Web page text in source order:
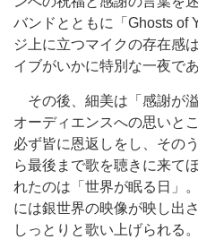
バンドとともに「Ghosts of
ジ上に立つマイクの存在感
イブがいかに特別な一夜で
その後、細美は「感謝が
オーディエンスへの思いと
必ず皆に恩返しをし、その
ら最後まで歌を聴きに来て
れたのは「世界が眠る日」
には銀世界の映像が映し出
しっとりと歌い上げられる